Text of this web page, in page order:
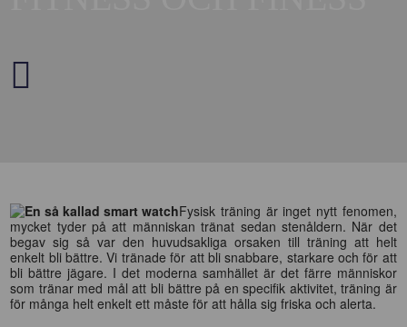
Fysisk träning är inget nytt fenomen,
mycket tyder på att människan tränat sedan stenåldern. När det
begav sig så var den huvudsakliga orsaken till träning att helt
enkelt bli bättre. Vi tränade för att blisnabbare, starkare och för att
bli bättre jägare. I det moderna samhället är det färre människor
som tränar med mål att bli bättre på en specifik aktivitet, träning är
för många helt enkelt ett måste för att hålla sig friska och alerta.